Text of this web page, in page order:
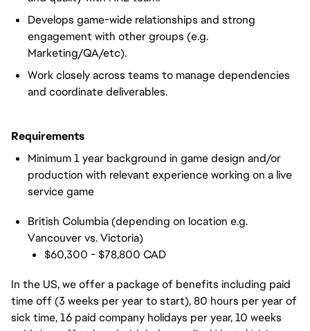
Develops game-wide relationships and strong
engagement with other groups (e.g.
Marketing/QA/etc).
Work closely across teams to manage dependencies
and coordinate deliverables.
Requirements
Minimum 1 year background in game design and/or
production with relevant experience working on a live
service game
British Columbia (depending on location e.g.
Vancouver vs. Victoria)
$60,300 - $78,800 CAD
In the US, we offer a package of benefits including paid
time off (3 weeks per year to start), 80 hours per year of
sick time, 16 paid company holidays per year, 10 weeks